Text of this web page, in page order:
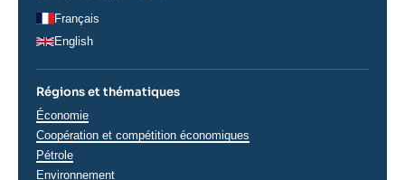
Français
English
Régions et thématiques
Thématiques
analyses
Économie
Coopération et compétition économiques
Pétrole
Environnement